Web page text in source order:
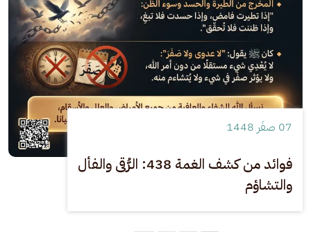
07 صفَر 1448
فوائد من كشف الغمة 438: الرُّقى والفأل
والتشاؤم